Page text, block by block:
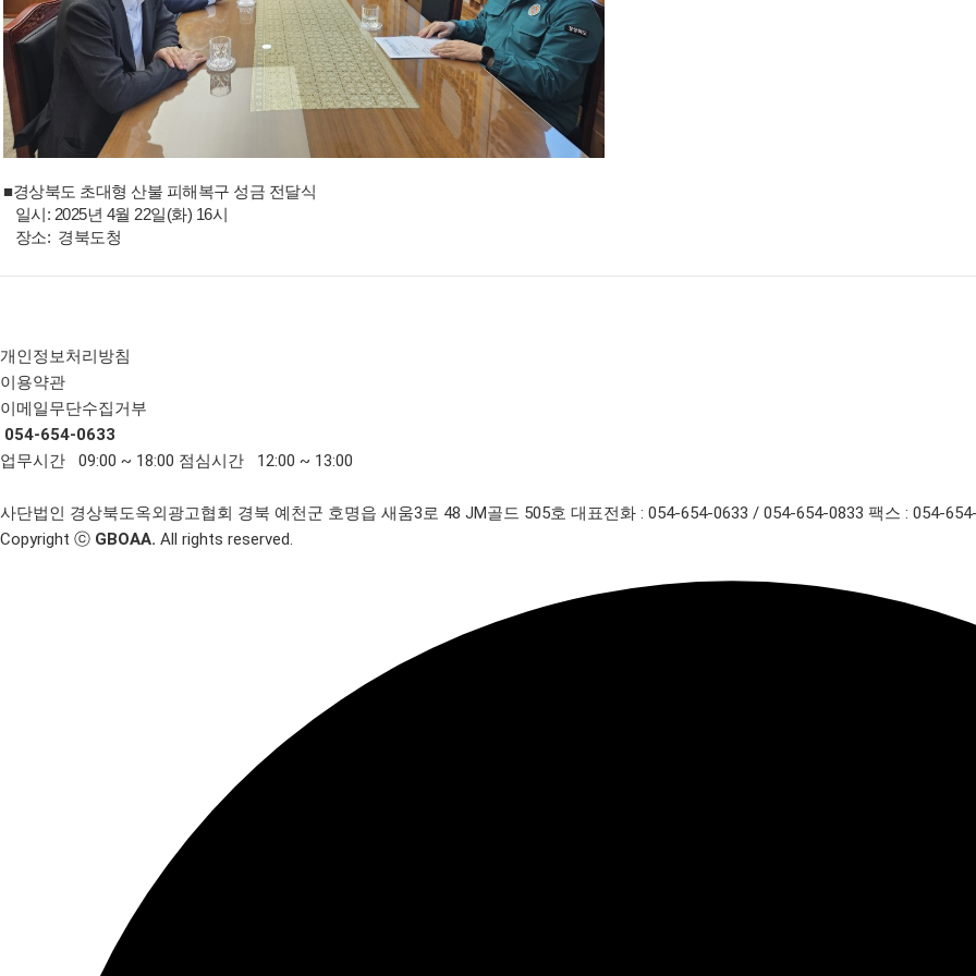
■경상북도 초대형 산불 피해복구 성금 전달식
일시: 2025년 4월 22일(화) 16시
장소: 경북도청
개인정보처리방침
이용약관
이메일무단수집거부
054-654-0633
업무시간 09:00 ~ 18:00 점심시간 12:00 ~ 13:00
사단법인 경상북도옥외광고협회 경북 예천군 호명읍 새움3로 48 JM골드 505호 대표전화 : 054-654-0633 / 054-654-0833 팩스 : 054-
Copyright ⓒ GBOAA. All rights reserved.